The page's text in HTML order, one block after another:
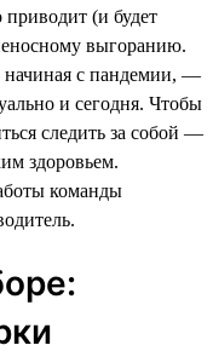
приводит (и будет
выгоранию.
начиная с пандемии, —
и сегодня. Чтобы
следить за собой —
здоровьем.
команды